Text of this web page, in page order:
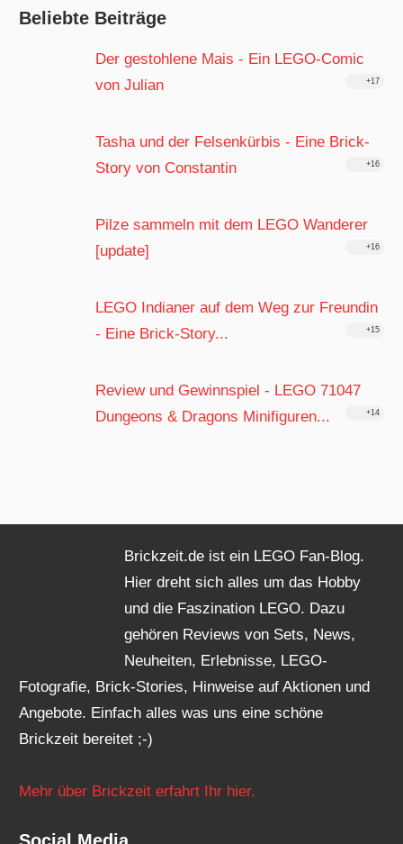
Beliebte Beiträge
Der gestohlene Mais - Ein LEGO-Comic
von Julian
+17
Tasha und der Felsenkürbis - Eine Brick-
Story von Constantin
+16
Pilze sammeln mit dem LEGO Wanderer
[update]
+16
LEGO Indianer auf dem Weg zur Freundin
- Eine Brick-Story...
+15
Review und Gewinnspiel - LEGO 71047
Dungeons & Dragons Minifiguren...
+14
Brickzeit.de ist ein LEGO Fan-Blog.
Hier dreht sich alles um das Hobby
und die Faszination LEGO. Dazu
gehören Reviews von Sets, News,
Neuheiten, Erlebnisse, LEGO-
Fotografie, Brick-Stories, Hinweise auf Aktionen und
Angebote. Einfach alles was uns eine schöne
Brickzeit bereitet ;-)
Mehr über Brickzeit erfahrt Ihr hier.